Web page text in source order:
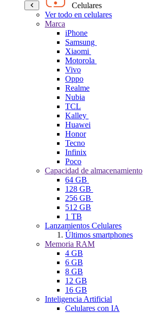
Celulares
Ver todo en celulares
Marca
iPhone
Samsung
Xiaomi
Motorola
Vivo
Oppo
Realme
Nubia
TCL
Kalley
Huawei
Honor
Tecno
Infinix
Poco
Capacidad de almacenamiento
64 GB
128 GB
256 GB
512 GB
1 TB
Lanzamientos Celulares
Últimos smartphones
Memoria RAM
4 GB
6 GB
8 GB
12 GB
16 GB
Inteligencia Artificial
Celulares con IA